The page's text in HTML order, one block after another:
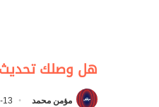
هل وصلك تحديث
مؤمن محمد 13